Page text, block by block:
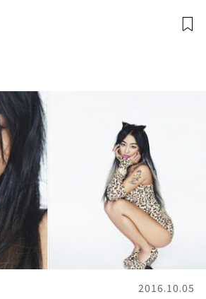
2016.10.05